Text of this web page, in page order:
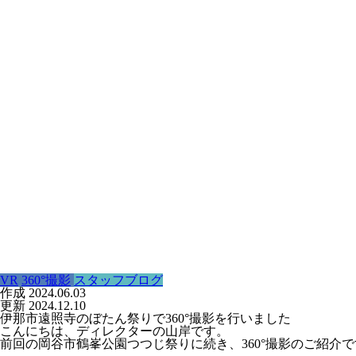
VR 360°撮影 スタッフブログ
作成 2024.06.03
更新 2024.12.10
伊那市遠照寺のぼたん祭りで360°撮影を行いました
こんにちは、ディレクターの山岸です。
前回の岡谷市鶴峯公園つつじ祭りに続き、360°撮影のご紹介